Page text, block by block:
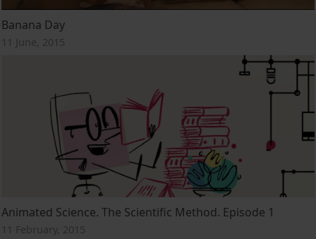
Banana Day
11 June, 2015
Animated Science. The Scientific Method. Episode 1
11 February, 2015